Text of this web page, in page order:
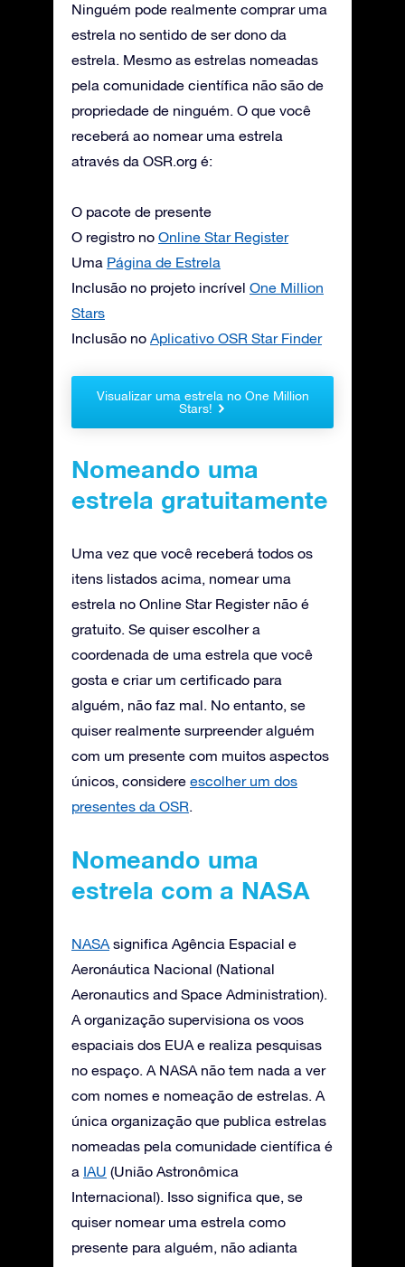
Ninguém pode realmente comprar uma
estrela no sentido de ser dono da
estrela. Mesmo as estrelas nomeadas
pela comunidade científica não são de
propriedade de ninguém. O que você
receberá ao nomear uma estrela
através da OSR.org é:
O pacote de presente
O registro no Online Star Register
Uma Página de Estrela
Inclusão no projeto incrível One Million
Stars
Inclusão no Aplicativo OSR Star Finder
Visualizar uma estrela no One Million
Stars!
Nomeando uma
estrela gratuitamente
Uma vez que você receberá todos os
itens listados acima, nomear uma
estrela no Online Star Register não é
gratuito. Se quiser escolher a
coordenada de uma estrela que você
gosta e criar um certificado para
alguém, não faz mal. No entanto, se
quiser realmente surpreender alguém
com um presente com muitos aspectos
únicos, considere escolher um dos
presentes da OSR.
Nomeando uma
estrela com a NASA
NASA significa Agência Espacial e
Aeronáutica Nacional (National
Aeronautics and Space Administration).
A organização supervisiona os voos
espaciais dos EUA e realiza pesquisas
no espaço. A NASA não tem nada a ver
com nomes e nomeação de estrelas. A
única organização que publica estrelas
nomeadas pela comunidade científica é
a IAU (União Astronômica
Internacional). Isso significa que, se
quiser nomear uma estrela como
presente para alguém, não adianta